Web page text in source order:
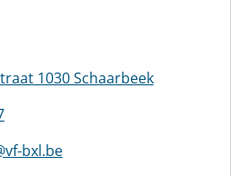
1030 Schaarbeek
bxl.be